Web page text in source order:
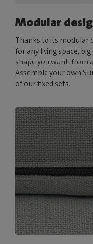
Modular
Thanks to its modular
for any living space,
shape you want, from
Assemble your own
of our fixed sets.